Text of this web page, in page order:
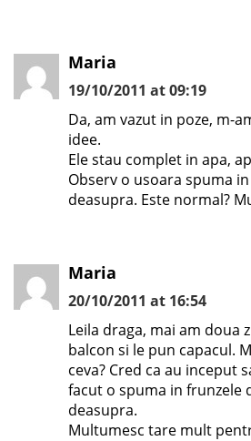
Maria
19/10/2011 at 09:19
Da, am vazut in poze, m-
idee.
Ele stau complet in apa,
Observ o usoara spuma
deasupra. Este normal?
Maria
20/10/2011 at 16:54
Leila draga, mai am doua
balcon si le pun capacul.
ceva? Cred ca au inceput
facut o spuma in frunzele
deasupra.
Multumesc tare mult